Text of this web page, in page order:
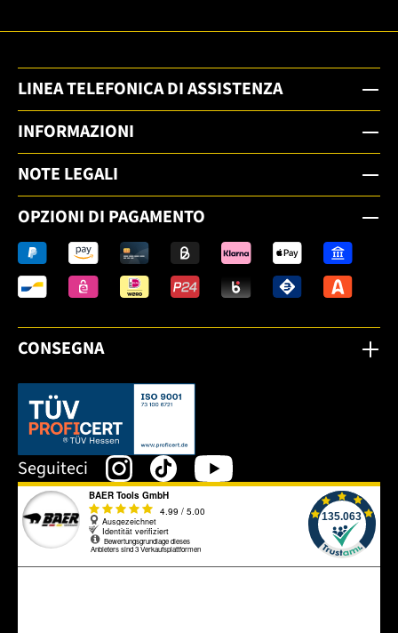
LINEA TELEFONICA DI ASSISTENZA
INFORMAZIONI
NOTE LEGALI
OPZIONI DI PAGAMENTO
CONSEGNA
Dieser Link öffnet sich in einem neuen Tab.
Seguiteci